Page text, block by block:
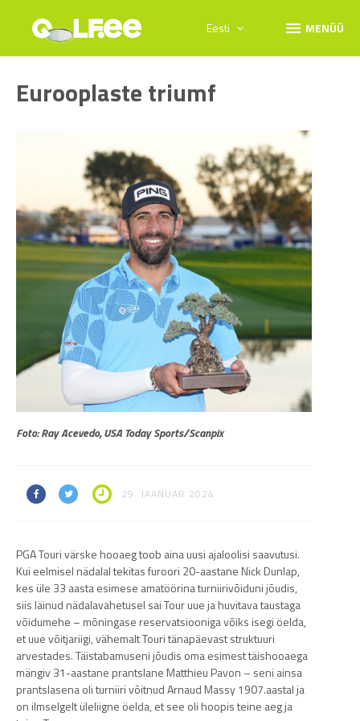
Eesti menu MENÜÜ
Eurooplaste triumf
Foto: Ray Acevedo, USA Today Sports/Scanpix
29. JAANUAR 2024
PGA Touri värske hooaeg toob aina uusi ajaloolisi saavutusi.
Kui eelmisel nädalal tekitas furoori 20-aastane Nick Dunlap,
kes üle 33 aasta esimese amatöörina turniirivõiduni jõudis,
siis läinud nädalavahetusel sai Tour uue ja huvitava taustaga
võidumehe – mõningase reservatsiooniga võiks isegi öelda,
et uue võitjariigi, vähemalt Touri tänapäevast struktuuri
arvestades. Täistabamuseni jõudis oma esimest täishooaega
mängiv 31-aastane prantslane Matthieu Pavon – seni ainsa
prantslasena oli turniiri võitnud Arnaud Massy 1907.aastal ja
on ilmselgelt üleliigne öelda, et see oli hoopis teine aeg ja